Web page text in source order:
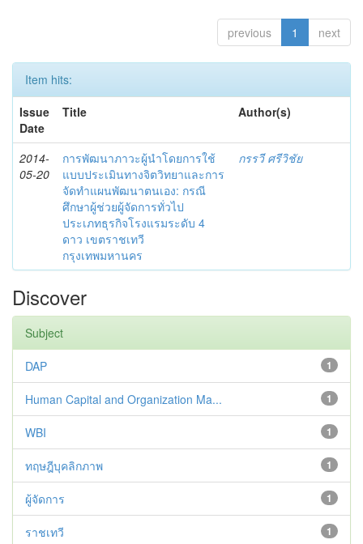
previous 1 next
Item hits:
Issue
Date
Title Author(s)
2014-
05-20
การพัฒนาภาวะผู้นำโดยการใช้
แบบประเมินทางจิตวิทยาและการ
จัดทำแผนพัฒนาตนเอง: กรณี
ศึกษาผู้ช่วยผู้จัดการทั่วไป
ประเภทธุรกิจโรงแรมระดับ 4
ดาว เขตราชเทวี
กรุงเทพมหานคร
กรรวี ศรีวิชัย
Discover
Subject
1
DAP
1
Human Capital and Organization Ma...
1
WBI
1
ทฤษฎีบุคลิกภาพ
1
ผู้จัดการ
1
ราชเทวี